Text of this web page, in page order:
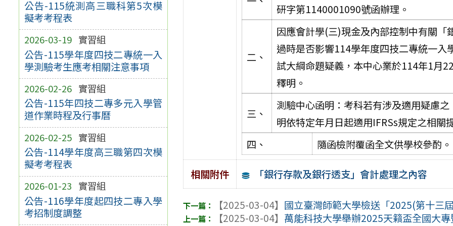
公告-115統測高三職科第5次模
擬考考程表
2026-03-19 實習組
公告-115學年度四技二專統一入
學測驗考生應考相關注意事項
2026-02-26 實習組
公告-115年四技二專多元入學管
道作業時程及行事曆
2026-02-25 實習組
公告-114學年度高三職第四次模
擬考考程表
2026-01-23 實習組
公告-116學年度起四技二專入學
考招制度調整
研字第1140001090號函辦理。
二、
因應會計學(三)現金及內部控制中有關
過時是否影響114學年度四技二專統一
試大綱命題疑義，本中心業於114年1月
釋明。
三、
測驗中心函明：考科若有涉及適用疑慮
明依特定年月日起適用IFRSs規定之相關
四、
隨函檢附覆函全文供學校參酌。
相關附件 「銀行存款及銀行透支」會計處理之內容
【2025-03-04】 國立臺灣師範大學檢送「2025(第十三
【2025-03-04】 萬能科技大學舉辦2025天籟盃全國大